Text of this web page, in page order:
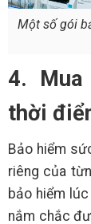
Một số gói
4.
thời
Bảo hiểm
riêng của
bảo hiểm
nắm chắc